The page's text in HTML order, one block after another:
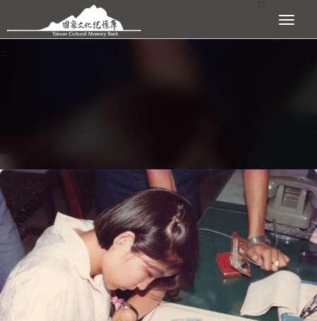
跳到主要內容區塊 展開選單
:::